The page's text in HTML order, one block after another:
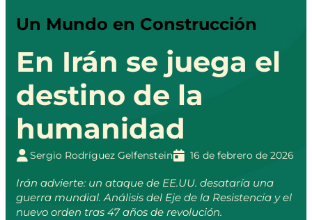
Un Mundo en Construcción
En Irán se juega el
destino de la
humanidad
Sergio Rodríguez Gelfenstein 16 de febrero de 2026
Irán advierte: un ataque de EE.UU. desataría una
guerra mundial. Análisis del Eje de la Resistencia y el
nuevo orden tras 47 años de revolución.